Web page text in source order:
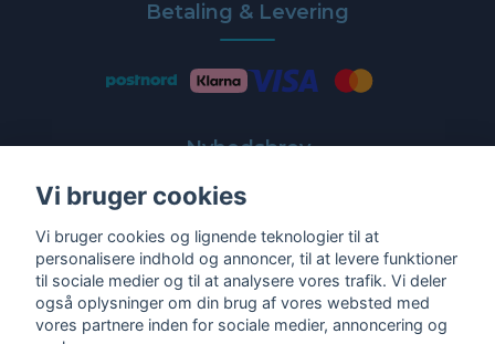
Betaling & Levering
Nyhedsbrev
Få de nyeste tilbud og nyheder direkte i din indbakke
E-post
Vi bruger cookies
Vi bruger cookies og lignende teknologier til at
personalisere indhold og annoncer, til at levere funktioner
til sociale medier og til at analysere vores trafik. Vi deler
også oplysninger om din brug af vores websted med
vores partnere inden for sociale medier, annoncering og